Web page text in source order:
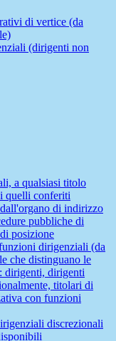
di vertice (da
(dirigenti non
a qualsiasi titolo
quelli conferiti
di indirizzo
pubbliche di
posizione
dirigenziali (da
che distinguano le
dirigenti, dirigenti
titolari di
con funzioni
discrezionali